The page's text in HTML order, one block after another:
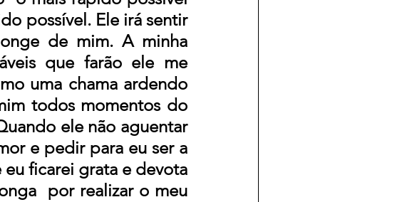
possível. Ele irá sentir
de mim. A minha
que farão ele me
uma chama ardendo
todos momentos do
ele não aguentar
e pedir para eu ser a
eu ficarei grata e devota
por realizar o meu